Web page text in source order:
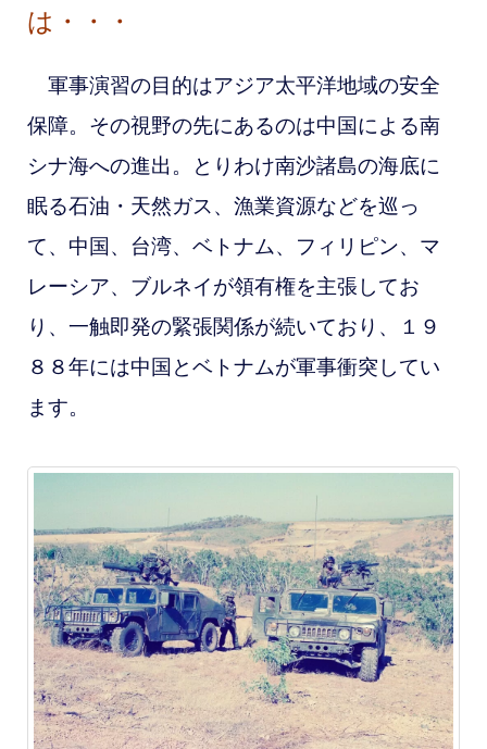
は・・・
軍事演習の目的はアジア太平洋地域の安全
保障。その視野の先にあるのは中国による南
シナ海への進出。とりわけ南沙諸島の海底に
眠る石油・天然ガス、漁業資源などを巡っ
て、 中国、台湾、ベトナム、フィリピン、マ
レーシア、ブルネイが領有権を主張してお
り、一触即発の緊張関係が続いており、１９
８８年には中国とベトナムが軍事衝突してい
ます。